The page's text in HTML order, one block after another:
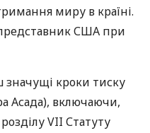
миру в країні.
США при
кроки тиску
Асада), включаючи,
VII Статуту